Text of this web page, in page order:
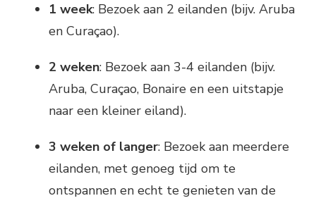
1 week: Bezoek aan 2 eilanden (bijv. Aruba
en Curaçao).
2 weken: Bezoek aan 3-4 eilanden (bijv.
Aruba, Curaçao, Bonaire en een uitstapje
naar een kleiner eiland).
3 weken of langer: Bezoek aan meerdere
eilanden, met genoeg tijd om te
ontspannen en echt te genieten van de